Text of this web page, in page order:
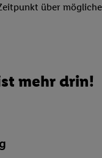
über
mehr drin!